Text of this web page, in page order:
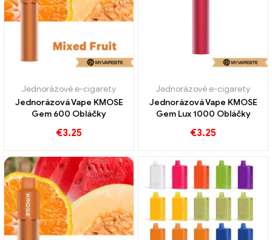
Jednorázové e-cigarety
Jednorázová Vape KMOSE
Gem 600 Obláčky
€3.25
Jednorázové e-cigarety
Jednorázová Vape KMOSE
Gem Lux 1000 Obláčky
€3.25